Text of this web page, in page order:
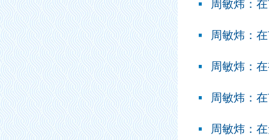
周敏炜：
周敏炜：
周敏炜：
周敏炜：
周敏炜：